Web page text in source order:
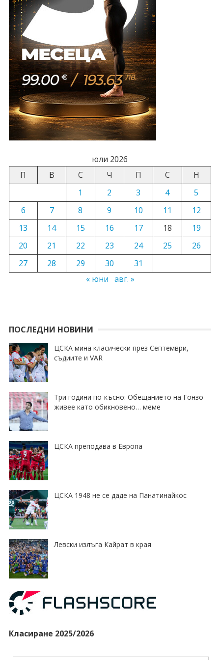
юли 2026
П
В С Ч П С
Н
1
2 3 4
5
6
7 8 9 10 11
12
13
14 15 16 17 18
19
20
21 22 23 24 25
26
27
28 29 30
31
« юни авг. »
ПОСЛЕДНИ НОВИНИ
ЦСКА мина класически през Септември,
съдиите и VAR
Три години по-късно: Обещанието на Гонзо
живее като обикновено… меме
ЦСКА преподава в Европа
ЦСКА 1948 не се даде на Панатинайкос
Левски излъга Кайрат в края
Класиране 2025/2026